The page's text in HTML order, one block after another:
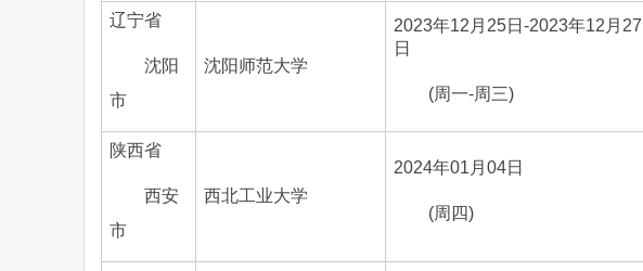
辽宁省
沈阳
市
沈阳师范大学
2023年12月25日-2023年12月27
日
(周一-周三)
陕西省
西安
市
西北工业大学
2024年01月04日
(周四)